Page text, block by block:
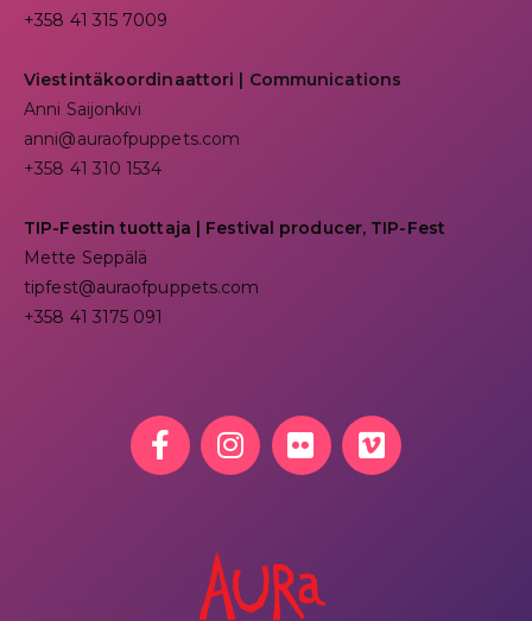
+358 41 315 7009
Viestintäkoordinaattori | Communications
Anni Saijonkivi
anni@auraofpuppets.com
+358 41 310 1534
TIP-Festin tuottaja | Festival producer, TIP-Fest
Mette Seppälä
tipfest@auraofpuppets.com
+358 41 3175 091